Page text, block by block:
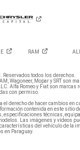
RAM
Reservados todos los derechos.
Wagoneer, Mopar y SRT son
Alfa Romeo y Fiat son marcas
con permiso.
el derecho de hacer cambios en
contenida en este sitio
especificaciones técnicas,
Las imágenes y vídeos
del vehículo de la
en Paraguay.